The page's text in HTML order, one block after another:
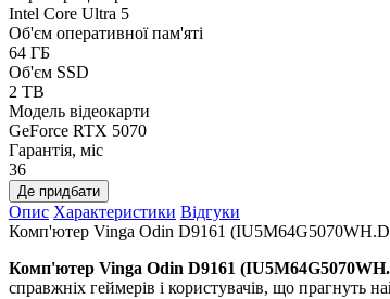
Intel Core Ultra 5
Об'єм оперативної пам'яті
64 ГБ
Об'єм SSD
2 TB
Модель відеокарти
GeForce RTX 5070
Гарантія, міс
36
Де придбати
Опис Характеристики Відгуки
Комп'ютер Vinga Odin D9161
Комп'ютер Vinga Odin D9161
справжніх геймерів і користувачів, що прагнуть